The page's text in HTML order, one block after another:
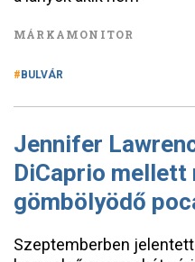
MÁRKAMONITOR
BULVÁR
Jennifer
DiCaprio mellett
gömbölyödő
Szeptemberben